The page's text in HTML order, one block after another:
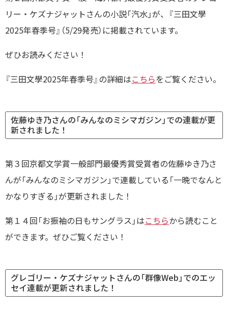
リー・ケズナジャットさんの小説「汽水」が、『三田文學
2025年春季号』（5/29発売）に掲載されています。
ぜひお読みください！
『三田文學2025年春季号』の詳細はこちらをご覧ください。
佐藤ゆき乃さんの「みんなのミシマガジン」での連載が更
新されました！
第３回京都文学賞一般部門最優秀賞受賞者の佐藤ゆき乃さ
んが「みんなのミシマガジン」で連載している「一晩でなんと
かなりすぎる」が更新されました！
第１４回「お振袖の日もサングラス」はこちらから読むこと
ができます。ぜひご覧ください！
グレゴリー・ケズナジャットさんの「群像Web」でのエッ
セイ連載が更新されました！